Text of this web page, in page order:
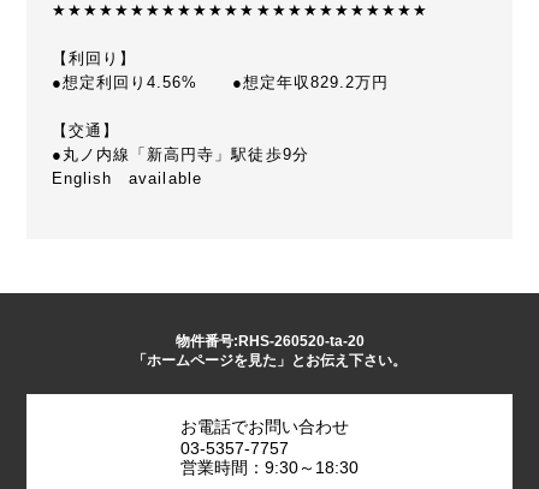
★★★★★★★★★★★★★★★★★★★★★★★★
【利回り】
●想定利回り4.56% ●想定年収829.2万円
【交通】
●丸ノ内線「新高円寺」駅徒歩9分
English available
物件番号:RHS-260520-ta-20
「ホームページを見た」とお伝え下さい。
お電話でお問い合わせ
03-5357-7757
営業時間：9:30～18:30